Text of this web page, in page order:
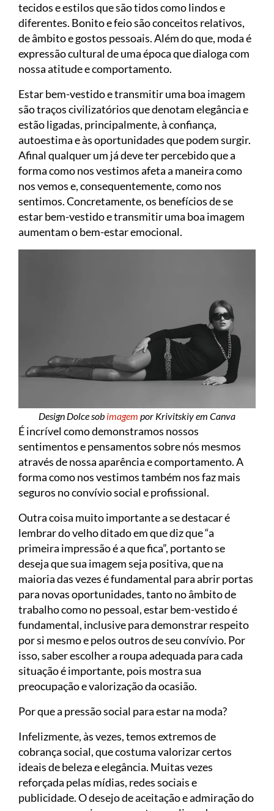
tecidos e estilos que são tidos como lindos e
diferentes. Bonito e feio são conceitos relativos,
de âmbito e gostos pessoais. Além do que, moda é
expressão cultural de uma época que dialoga com
nossa atitude e comportamento.
Estar bem-vestido e transmitir uma boa imagem
são traços civilizatórios que denotam elegância e
estão ligadas, principalmente, à confiança,
autoestima e às oportunidades que podem surgir.
Afinal qualquer um já deve ter percebido que a
forma como nos vestimos afeta a maneira como
nos vemos e, consequentemente, como nos
sentimos. Concretamente, os benefícios de se
estar bem-vestido e transmitir uma boa imagem
aumentam o bem-estar emocional.
Design Dolce sob imagem por Krivitskiy em Canva
É incrível como demonstramos nossos
sentimentos e pensamentos sobre nós mesmos
através de nossa aparência e comportamento. A
forma como nos vestimos também nos faz mais
seguros no convívio social e profissional.
Outra coisa muito importante a se destacar é
lembrar do velho ditado em que diz que “a
primeira impressão é a que fica”, portanto se
deseja que sua imagem seja positiva, que na
maioria das vezes é fundamental para abrir portas
para novas oportunidades, tanto no âmbito de
trabalho como no pessoal, estar bem-vestido é
fundamental, inclusive para demonstrar respeito
por si mesmo e pelos outros de seu convívio. Por
isso, saber escolher a roupa adequada para cada
situação é importante, pois mostra sua
preocupação e valorização da ocasião.
Por que a pressão social para estar na moda?
Infelizmente, às vezes, temos extremos de
cobrança social, que costuma valorizar certos
ideais de beleza e elegância. Muitas vezes
reforçada pelas mídias, redes sociais e
publicidade. O desejo de aceitação e admiração do